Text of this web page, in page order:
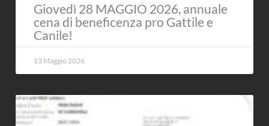
Giovedì 28 MAGGIO 2026, annuale
cena di beneficenza pro Gattile e
Canile!
13 Maggio 2026